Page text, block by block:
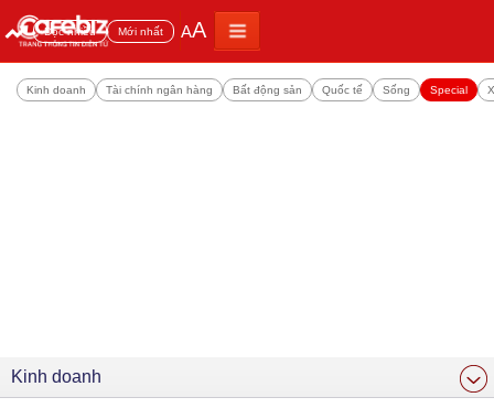
Đọc nhiều Mới nhất AA
Kinh doanh Tài chính ngân hàng Bất động sản Quốc tế Sống Special
Kinh doanh